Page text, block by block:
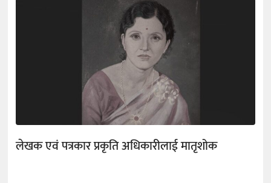
लेखक एवं पत्रकार प्रकृति अधिकारीलाई मातृशोक